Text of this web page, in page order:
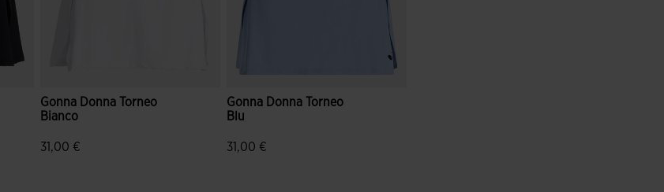
Gonna Donna Torneo
Bianco
31,00 €
Gonna Donna Torneo
Blu
31,00 €